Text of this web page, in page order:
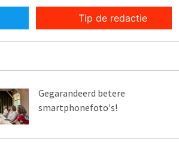
Tip de redactie
Gegarandeerd betere
smartphonefoto's!